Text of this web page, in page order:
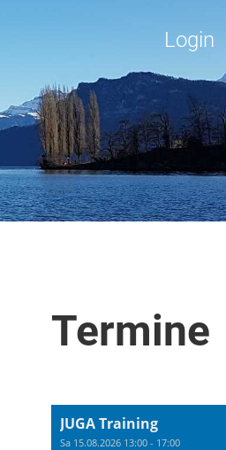
Login
Termine
JUGA Training
Sa 15.08.2026 13:00 - 17:00